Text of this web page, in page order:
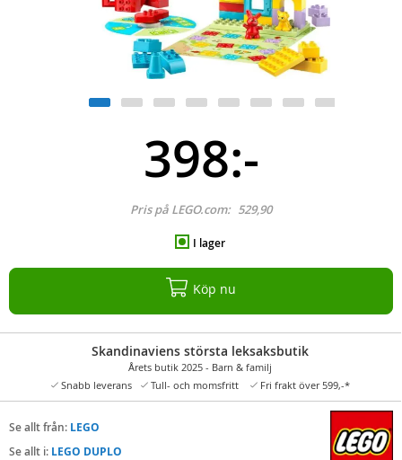
398:-
Pris på LEGO.com: 529,90
I lager
Köp nu
Skandinaviens största leksaksbutik
Årets butik 2025 - Barn & familj
Snabb leverans
Tull- och momsfritt Fri frakt över 599,-*
Se allt från: LEGO
Se allt i: LEGO DUPLO